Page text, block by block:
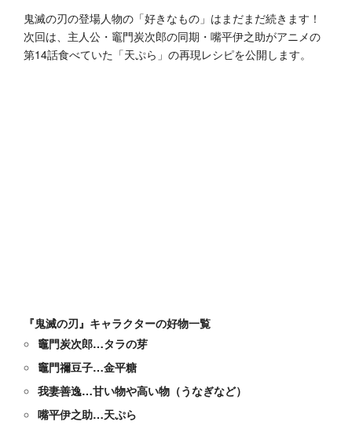
鬼滅の刃の登場人物の「好きなもの」はまだまだ続きます！
次回は、主人公・竈門炭次郎の同期・嘴平伊之助がアニメの
第14話食べていた「天ぷら」の再現レシピを公開します。
『鬼滅の刃』キャラクターの好物一覧
竈門炭次郎…タラの芽
竈門禰豆子…金平糖
我妻善逸…甘い物や高い物（うなぎなど）
嘴平伊之助…天ぷら